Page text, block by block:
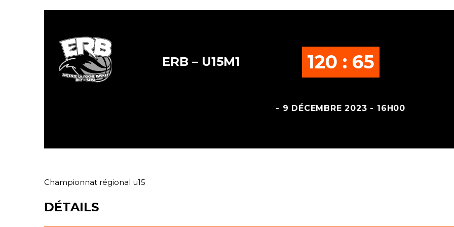
ERB – U15M1 120 : 65
- 9 DÉCEMBRE 2023 - 16H00
Championnat régional u15
DÉTAILS